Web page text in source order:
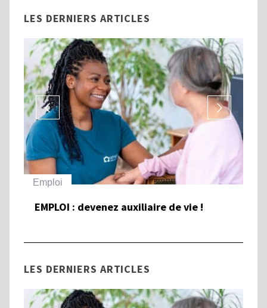
LES DERNIERS ARTICLES
Emploi
EMPLOI : devenez auxiliaire de vie !
LES DERNIERS ARTICLES